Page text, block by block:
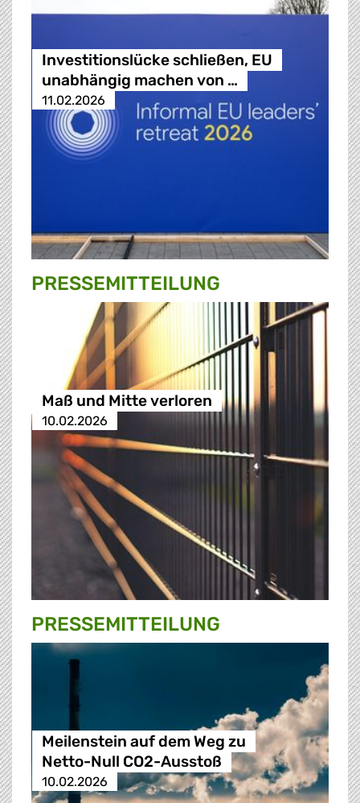
Investitionslücke schließen, EU
unabhängig machen von …
11.02.2026
PRESSE­MITTEILUNG
Maß und Mitte verloren
10.02.2026
PRESSE­MITTEILUNG
Meilenstein auf dem Weg zu
Netto-Null CO2-Ausstoß
10.02.2026